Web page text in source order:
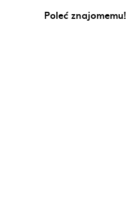
Poleć znajomemu!